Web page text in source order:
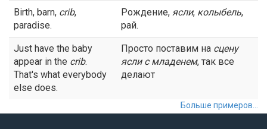
Birth, barn, crib,
paradise.
Рождение, ясли, колыбель,
рай.
Just have the baby
appear in the crib.
That's what everybody
else does.
Просто поставим на сцену
яслис младенем, так все
делают
Больше примеров...